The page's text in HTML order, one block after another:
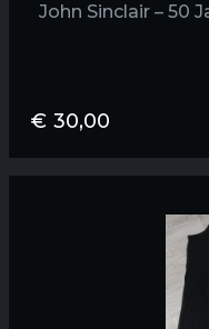
John Sinclair – 50
€ 30,00